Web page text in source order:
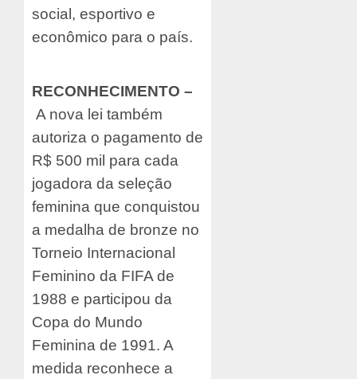
social, esportivo e
econômico para o país.
RECONHECIMENTO –
A nova lei também
autoriza o pagamento de
R$ 500 mil para cada
jogadora da seleção
feminina que conquistou
a medalha de bronze no
Torneio Internacional
Feminino da FIFA de
1988 e participou da
Copa do Mundo
Feminina de 1991. A
medida reconhece a